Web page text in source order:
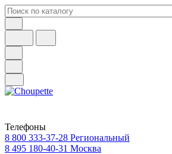
Телефоны
8 800 333-37-28 Региональный
8 495 180-40-31 Москва